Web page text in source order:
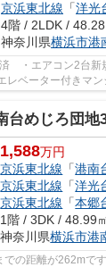
京浜東北線 「洋光
4階 / 2LDK / 48.28
神奈川県横浜市港
・エアコン2台新
レベーター付きマ
台めじろ団地
1,588万円
京浜東北線 「港南
京浜東北線 「洋光
京浜東北線 「本郷
1階 / 3DK / 48.99
神奈川県横浜市港
での距離が262mで